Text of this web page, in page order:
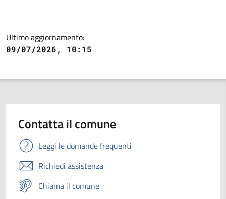
Ultimo aggiornamento:
09/07/2026, 10:15
Contatta il comune
Leggi le domande frequenti
Richiedi assistenza
Chiama il comune